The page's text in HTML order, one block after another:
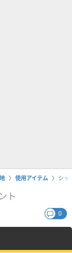
使用アイテム シャ
ト
0